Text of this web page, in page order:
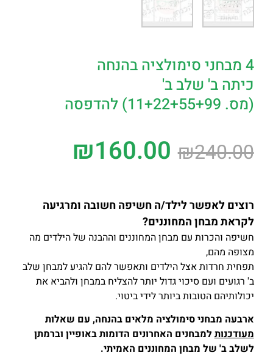
4 מבחני סימולציה בהנחה
כיתה ב' שלב ב'
(מס. 11+22+55+99) להדפסה
₪240.00
₪160.00
רוצים לאפשר לילד/ה חשיפה חשובה ומרגיעה
לקראת מבחן המחוננים?
חשיפה והכרות עם מבחן המחוננים וההבנה של הילדים מה
מצופה מהם,
תפחית חרדות אצל הילדים ותאפשר להם להגיע למבחן שלב
ב' רגועים ועם סיכוי גדול יותר להצליח במבחן ולהביא את
יכולותיהם הטובות ביותר לידי ביטוי.
ארבעה מבחני סימולציה מלאיםבהנחה, עם שאלות
מעודכנותלמבחנים האחרונים הדומות באופיין וברמתן
לשלב ב' של מבחן המחוננים האמיתי.